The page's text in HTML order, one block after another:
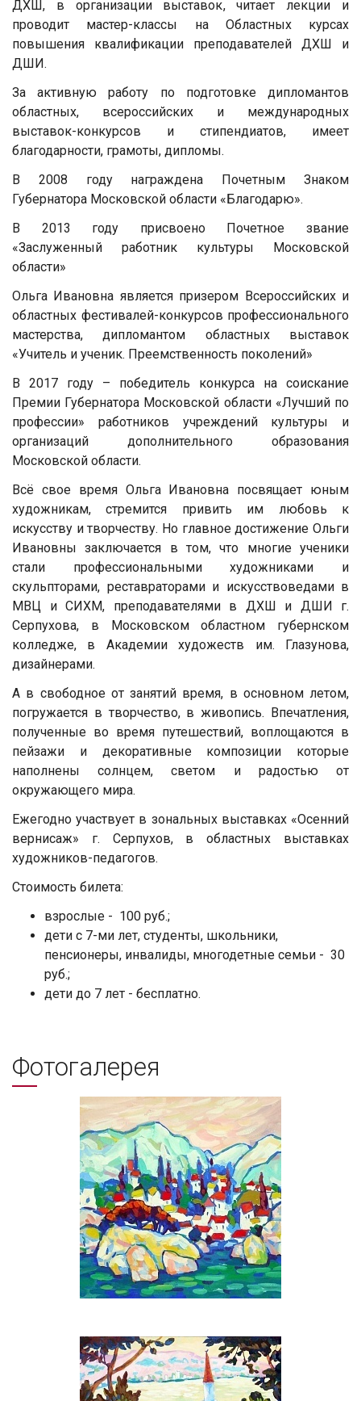
ДХШ, в организации выставок, читает лекции и
проводит мастер-классы на Областных курсах
повышения квалификации преподавателей ДХШ и
ДШИ.
За активную работу по подготовке дипломантов
областных, всероссийских и международных
выставок-конкурсов и стипендиатов, имеет
благодарности, грамоты, дипломы.
В 2008 году награждена Почетным Знаком
Губернатора Московской области «Благодарю».
В 2013 году присвоено Почетное звание
«Заслуженный работник культуры Московской
области»
Ольга Ивановна является призером Всероссийских и
областных фестивалей-конкурсов профессионального
мастерства, дипломантом областных выставок
«Учитель и ученик. Преемственность поколений»
В 2017 году – победитель конкурса на соискание
Премии Губернатора Московской области «Лучший по
профессии» работников учреждений культуры и
организаций дополнительного образования
Московской области.
Всё свое время Ольга Ивановна посвящает юным
художникам, стремится привить им любовь к
искусству и творчеству. Но главное достижение Ольги
Ивановны заключается в том, что многие ученики
стали профессиональными художниками и
скульпторами, реставраторами и искусствоведами в
МВЦ и СИХМ, преподавателями в ДХШ и ДШИ г.
Серпухова, в Московском областном губернском
колледже, в Академии художеств им. Глазунова,
дизайнерами.
А в свободное от занятий время, в основном летом,
погружается в творчество, в живопись. Впечатления,
полученные во время путешествий, воплощаются в
пейзажи и декоративные композиции которые
наполнены солнцем, светом и радостью от
окружающего мира.
Ежегодно участвует в зональных выставках «Осенний
вернисаж» г. Серпухов, в областных выставках
художников-педагогов.
Стоимость билета:
взрослые - 100 руб.;
дети с 7-ми лет, студенты, школьники,
пенсионеры, инвалиды, многодетные семьи - 30
руб.;
дети до 7 лет - бесплатно.
Фотогалерея